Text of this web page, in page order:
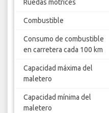
Ruedas motrices
Combustible
Consumo de combustible
en carretera cada 100 km
Capacidad máxima del
maletero
Capacidad mínima del
maletero